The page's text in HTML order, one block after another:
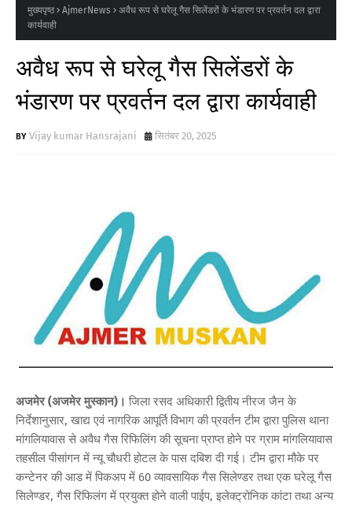
मुख्यपृष्ठ AjmerNews
अवैध रूप से घरेलू गैस सिलेंडरों के भंडारण पर प्रवर्तन दल द्वारा
कार्यवाही
अवैध रूप से घरेलू गैस सिलेंडरों के
भंडारण पर प्रवर्तन दल द्वारा कार्यवाही
Vijay kumar Hansrajani सितंबर 20, 2025
अजमेर (अजमेर मुस्कान)। जिला रसद अधिकारी द्वितीय नीरज जैन के
निर्देशानुसार, खाद्य एवं नागरिक आपूर्ति विभाग की प्रवर्तन टीम द्वारा पुलिस थाना
मांगलियावास से अवैध गैस रिफिलिंग की सूचना प्राप्त होने पर ग्राम मांगलियावास
तहसील पीसांगन में न्यू चौधरी होटल के पास दबिश दी गई। टीम द्वारा मौके पर
कन्टेनर की आड में पिकअप में 60 व्यावसायिक गैस सिलेण्डर तथा एक घरेलू गैस
सिलेण्डर, गैस रिफिलंग में प्रयुक्त होने वाली पाईप, इलेक्ट्रोनिक कांटा तथा अन्य